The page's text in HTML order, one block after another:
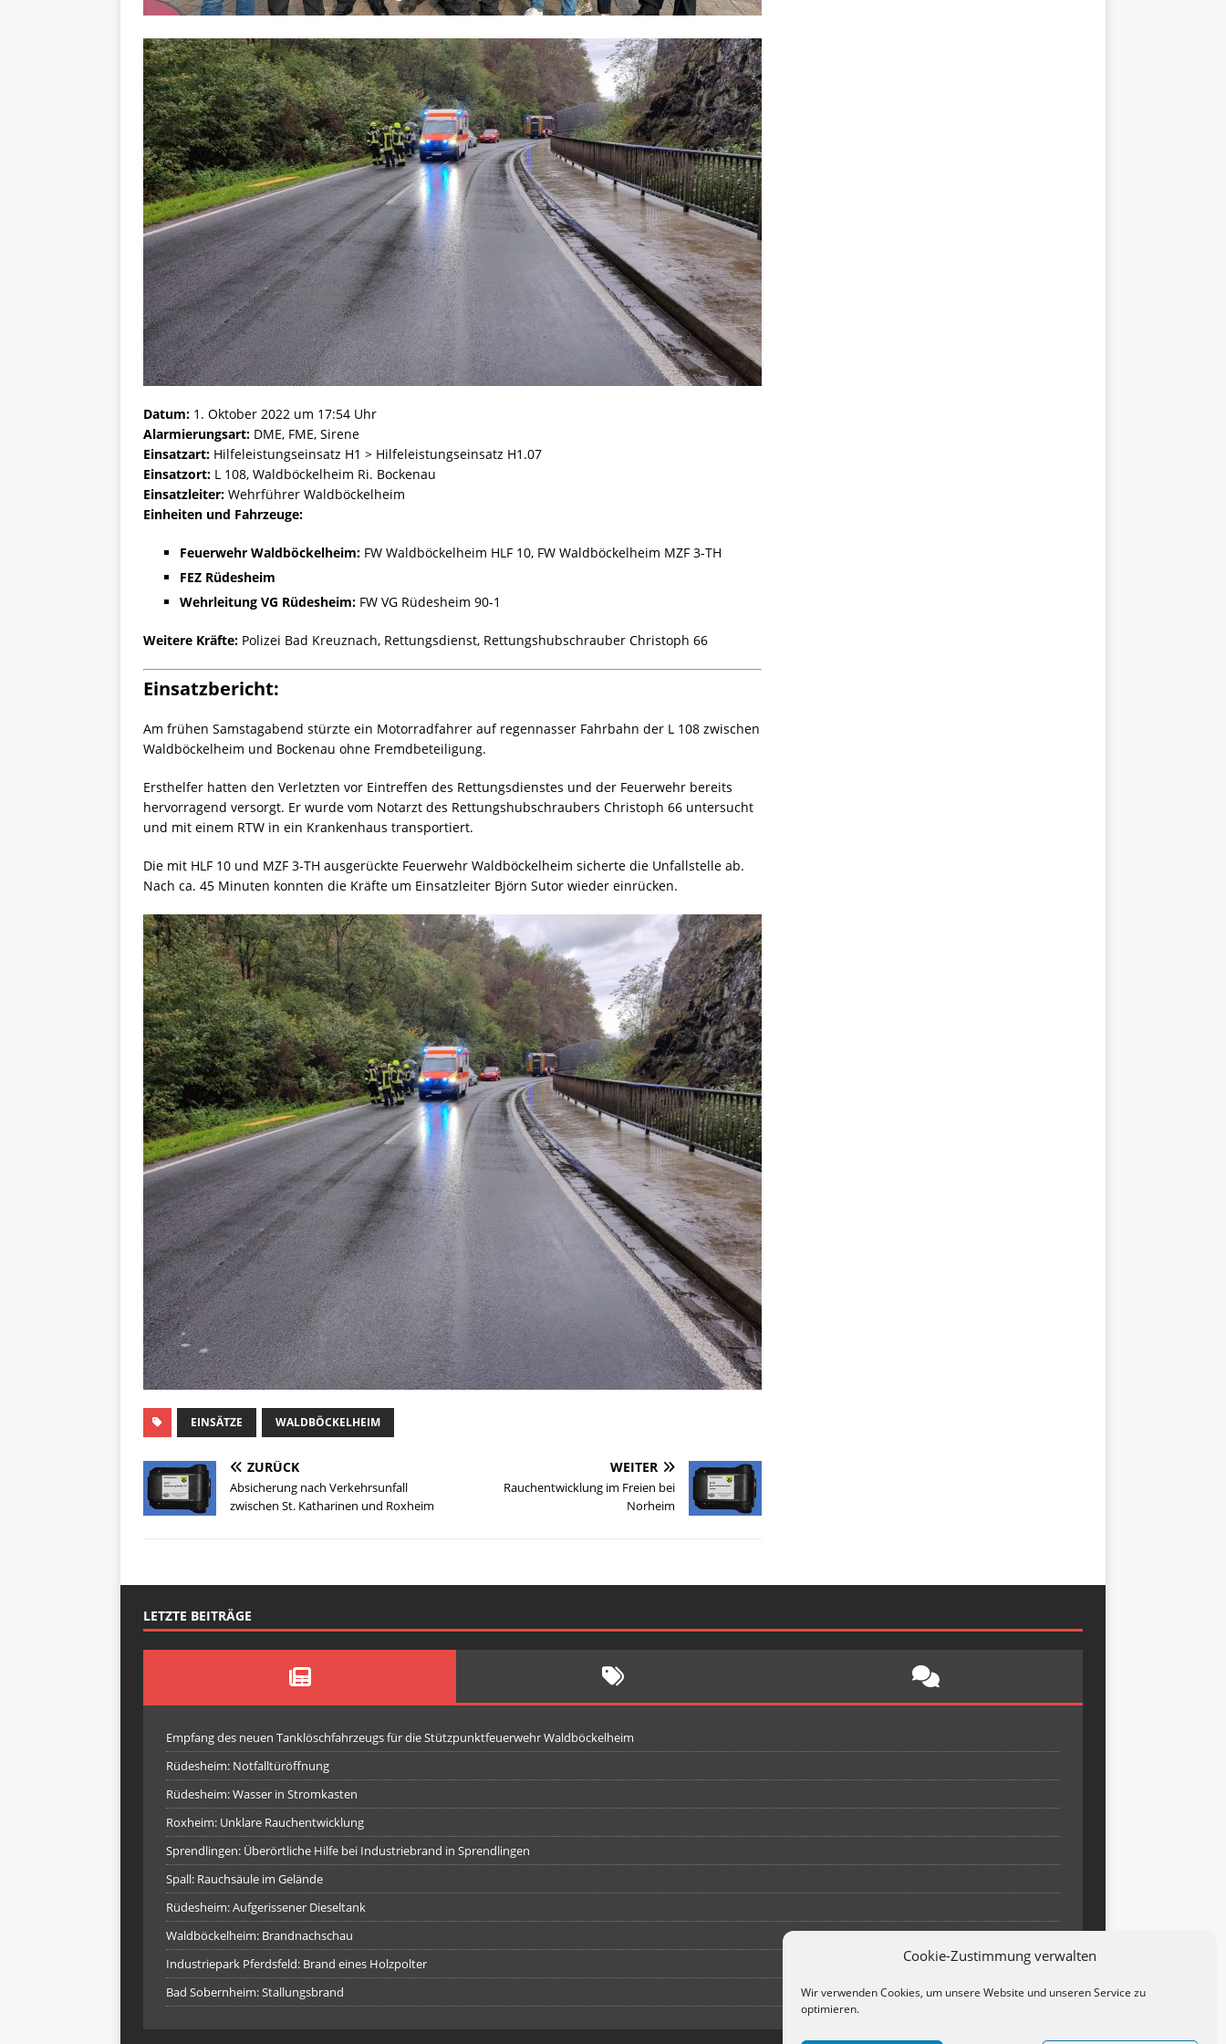
Cookie-Zustimmung verwalten
Wir verwenden Cookies, um unsere Website und unseren Service zu
optimieren.
Datum: 1. Oktober 2022 um 17:54 Uhr
Alarmierungsart: DME, FME, Sirene
Einsatzart: Hilfeleistungseinsatz H1 > Hilfeleistungseinsatz H1.07
Einsatzort: L 108, Waldböckelheim Ri. Bockenau
Einsatzleiter: Wehrführer Waldböckelheim
Einheiten und Fahrzeuge:
Feuerwehr Waldböckelheim: FW Waldböckelheim HLF 10, FW Waldböckelheim MZF 3-TH
FEZ Rüdesheim
Wehrleitung VG Rüdesheim: FW VG Rüdesheim 90-1
Weitere Kräfte: Polizei Bad Kreuznach, Rettungsdienst, Rettungshubschrauber Christoph 66
Einsatzbericht:
Am frühen Samstagabend stürzte ein Motorradfahrer auf regennasser Fahrbahn der L 108 zwischen
Waldböckelheim und Bockenau ohne Fremdbeteiligung.
Ersthelfer hatten den Verletzten vor Eintreffen des Rettungsdienstes und der Feuerwehr bereits
hervorragend versorgt. Er wurde vom Notarzt des Rettungshubschraubers Christoph 66 untersucht
und mit einem RTW in ein Krankenhaus transportiert.
Die mit HLF 10 und MZF 3-TH ausgerückte Feuerwehr Waldböckelheim sicherte die Unfallstelle ab.
Nach ca. 45 Minuten konnten die Kräfte um Einsatzleiter Björn Sutor wieder einrücken.
EINSÄTZE WALDBÖCKELHEIM
ZURÜCK
Absicherung nach Verkehrsunfall
zwischen St. Katharinen und Roxheim
WEITER
Rauchentwicklung im Freien bei
Norheim
LETZTE BEITRÄGE
Empfang des neuen Tanklöschfahrzeugs für die Stützpunktfeuerwehr Waldböckelheim
Rüdesheim: Notfalltüröffnung
Rüdesheim: Wasser in Stromkasten
Roxheim: Unklare Rauchentwicklung
Sprendlingen: Überörtliche Hilfe bei Industriebrand in Sprendlingen
Spall: Rauchsäule im Gelände
Rüdesheim: Aufgerissener Dieseltank
Waldböckelheim: Brandnachschau
Industriepark Pferdsfeld: Brand eines Holzpolter
Bad Sobernheim: Stallungsbrand